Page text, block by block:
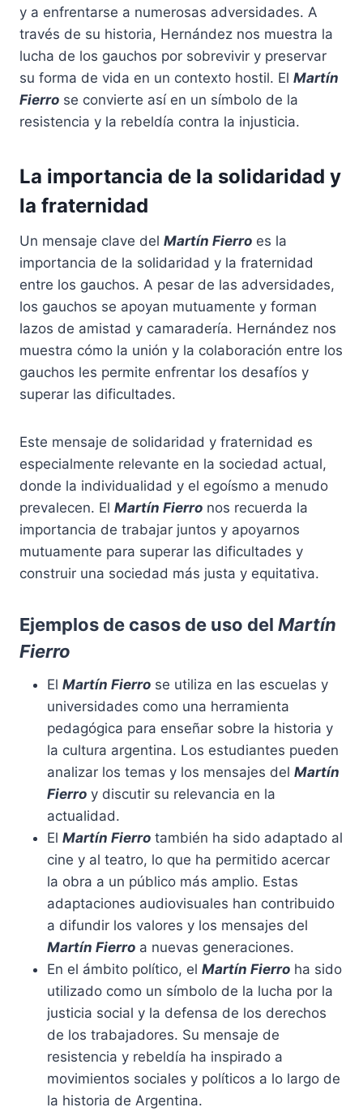
y a enfrentarse a numerosas adversidades. A
través de su historia, Hernández nos muestra la
lucha de los gauchos por sobrevivir y preservar
su forma de vida en un contexto hostil. El Martín
Fierro se convierte así en un símbolo de la
resistencia y la rebeldía contra la injusticia.
La importancia de la solidaridad y
la fraternidad
Un mensaje clave del Martín Fierro es la
importancia de la solidaridad y la fraternidad
entre los gauchos. A pesar de las adversidades,
los gauchos se apoyan mutuamente y forman
lazos de amistad y camaradería. Hernández nos
muestra cómo la unión y la colaboración entre los
gauchos les permite enfrentar los desafíos y
superar las dificultades.
Este mensaje de solidaridad y fraternidad es
especialmente relevante en la sociedad actual,
donde la individualidad y el egoísmo a menudo
prevalecen. El Martín Fierro nos recuerda la
importancia de trabajar juntos y apoyarnos
mutuamente para superar las dificultades y
construir una sociedad más justa y equitativa.
Ejemplos de casos de uso del Martín
Fierro
El Martín Fierro se utiliza en las escuelas y
universidades como una herramienta
pedagógica para enseñar sobre la historia y
la cultura argentina. Los estudiantes pueden
analizar los temas y los mensajes del Martín
Fierro y discutir su relevancia en la
actualidad.
El Martín Fierro también ha sido adaptado al
cine y al teatro, lo que ha permitido acercar
la obra a un público más amplio. Estas
adaptaciones audiovisuales han contribuido
a difundir los valores y los mensajes del
Martín Fierro a nuevas generaciones.
En el ámbito político, el Martín Fierro ha sido
utilizado como un símbolo de la lucha por la
justicia social y la defensa de los derechos
de los trabajadores. Su mensaje de
resistencia y rebeldía ha inspirado a
movimientos sociales y políticos a lo largo de
la historia de Argentina.